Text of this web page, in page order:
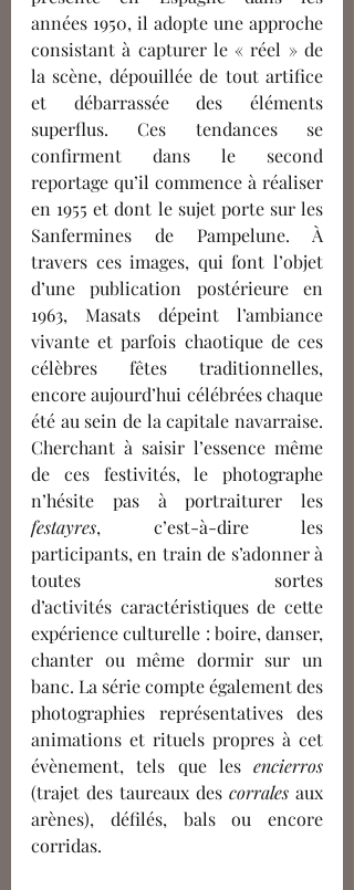
années 1950, il adopte une approche
consistant à capturer le « réel » de
la scène, dépouillée de tout artifice
et débarrassée des éléments
superflus. Ces tendances se
confirment dans le second
reportage qu’il commence à réaliser
en 1955 et dont le sujet porte sur les
Sanfermines de Pampelune. À
travers ces images, qui font l’objet
d’une publication postérieure en
1963, Masats dépeint l’ambiance
vivante et parfois chaotique de ces
célèbres fêtes traditionnelles,
encore aujourd’hui célébrées chaque
été au sein de la capitale navarraise.
Cherchant à saisir l’essence même
de ces festivités, le photographe
festayres, c’est-à-dire les
participants, en train de s’adonner à
toutes sortes
d’activités caractéristiques de cette
expérience culturelle : boire, danser,
chanter ou même dormir sur un
banc. La série compte également des
photographies représentatives des
animations et rituels propres à cet
évènement, tels que les
(trajet des taureaux des corrales aux
arènes), défilés, bals ou encore
corridas.